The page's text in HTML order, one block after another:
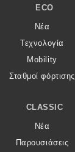
ECO
Νέα
Τεχνολογία
Mobility
Σταθμοί φόρτισης
CLASSIC
Νέα
Παρουσιάσεις